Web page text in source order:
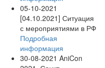
05-10-2021
[04.10.2021] Ситуация
с мероприятиями в РФ
Подробная
информация
30-08-2021 AniCon